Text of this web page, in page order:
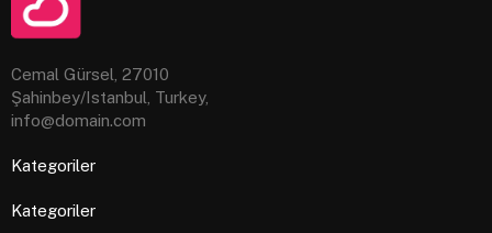
Cemal Gürsel, 27010
Şahinbey/Istanbul, Turkey,
info@domain.com
Kategoriler
Kategoriler